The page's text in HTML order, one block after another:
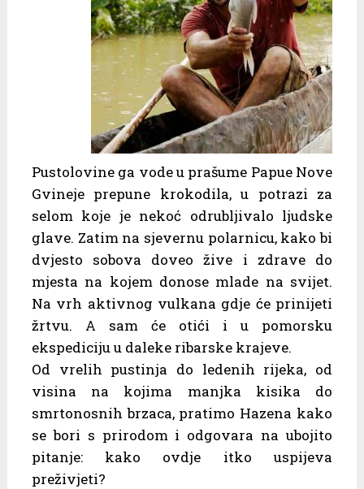
Pustolovine ga vode u prašume Papue Nove
Gvineje prepune krokodila, u potrazi za
selom koje je nekoć odrubljivalo ljudske
glave. Zatim na sjevernu polarnicu, kako bi
dvjesto sobova doveo žive i zdrave do
mjesta na kojem donose mlade na svijet.
Na vrh aktivnog vulkana gdje će prinijeti
žrtvu. A sam će otići i u pomorsku
ekspediciju u daleke ribarske krajeve.
Od vrelih pustinja do ledenih rijeka, od
visina na kojima manjka kisika do
smrtonosnih brzaca, pratimo Hazena kako
se bori s prirodom i odgovara na ubojito
pitanje: kako ovdje itko uspijeva
preživjeti?